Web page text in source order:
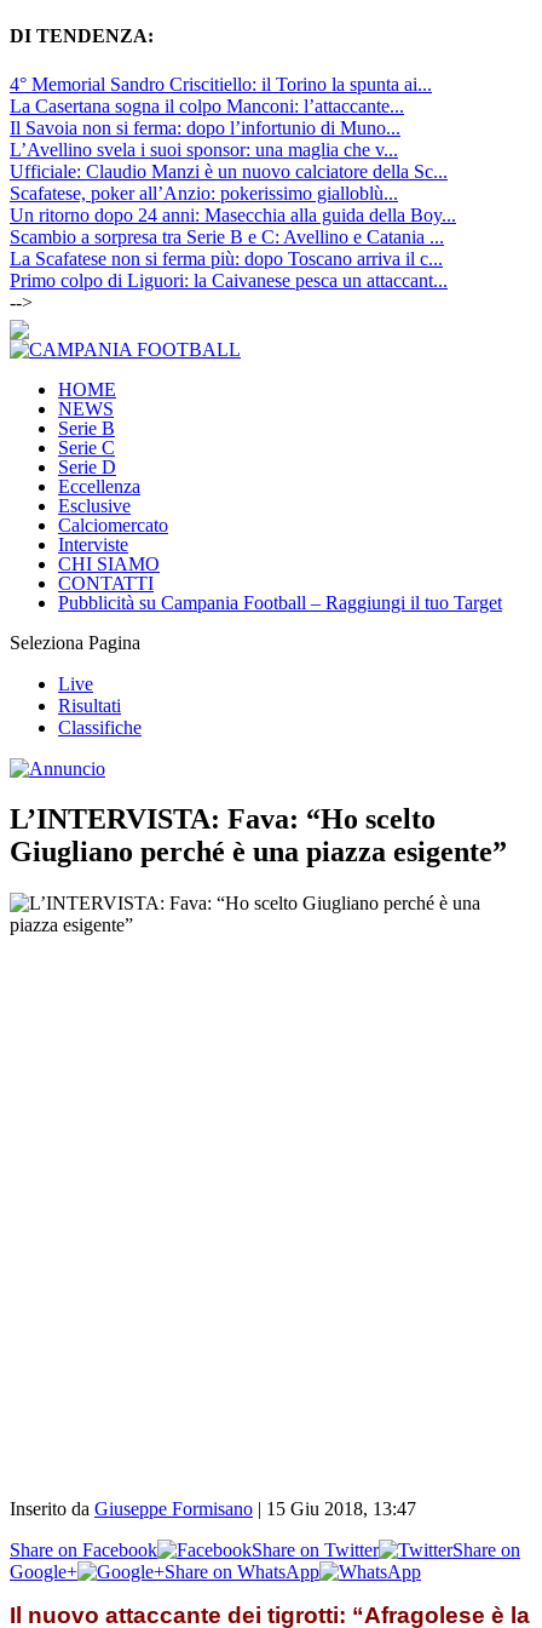
DI TENDENZA:
4° Memorial Sandro Criscitiello: il Torino la spunta ai...
La Casertana sogna il colpo Manconi: l’attaccante...
Il Savoia non si ferma: dopo l’infortunio di Muno...
L’Avellino svela i suoi sponsor: una maglia che v...
Ufficiale: Claudio Manzi è un nuovo calciatore della Sc...
Scafatese, poker all’Anzio: pokerissimo gialloblù...
Un ritorno dopo 24 anni: Masecchia alla guida della Boy...
Scambio a sorpresa tra Serie B e C: Avellino e Catania ...
La Scafatese non si ferma più: dopo Toscano arriva il c...
Primo colpo di Liguori: la Caivanese pesca un attaccant...
-->
HOME
NEWS
Serie B
Serie C
Serie D
Eccellenza
Esclusive
Calciomercato
Interviste
CHI SIAMO
CONTATTI
Pubblicità su Campania Football – Raggiungi il tuo Target
Seleziona Pagina
Live
Risultati
Classifiche
L’INTERVISTA: Fava: “Ho scelto
Giugliano perché è una piazza esigente”
Inserito da Giuseppe Formisano | 15 Giu 2018, 13:47
Share on Facebook
Share on Twitter
Share on
Google+
Share on WhatsApp
Il nuovo attaccante dei tigrotti: “Afragolese è la